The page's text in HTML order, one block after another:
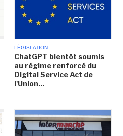
LÉGISLATION
ChatGPT bientôt soumis
au régime renforcé du
Digital Service Act de
l'Union...